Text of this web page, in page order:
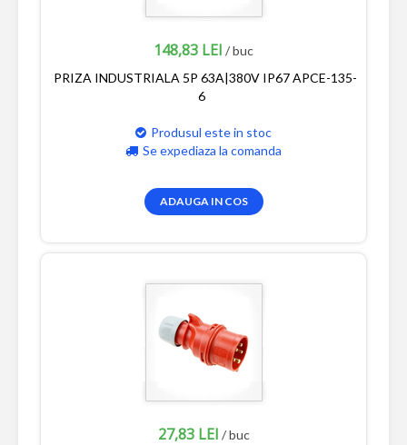
148,83 LEI / buc
PRIZA INDUSTRIALA 5P 63A|380V IP67 APCE-135-
6
Produsul este in stoc
Se expediaza la comanda
ADAUGA IN COS
27,83 LEI / buc